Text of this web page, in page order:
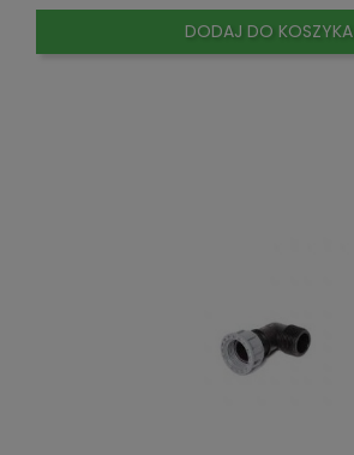
DODAJ DO KOSZYKA